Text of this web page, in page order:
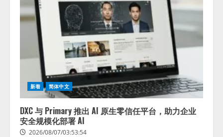
新着 简体中文
DXC 与 Primary 推出 AI 原生零信任平台，助力企业
安全规模化部署 AI
2026/08/07/03:53:54
2
藤原竜也がAIで組織の改善点を見
抜く！ SKYSEA Client View 新テ
レビCM公開！ 新オプション！ AI
が組織の業務実態を分析し労務改
善を支援。 藤原竜也メイキング
動画公開 「もしAIが自分を分析し
たら、すぐ休めと言われる自信が
ある」「昨年の夏はカブトムシを
捕まえたり、虫と戦ったり…」
2026/08/06/14:54:31
3
アシストAIテラス、ガバナンス機
能を備えたAIエージェントプラッ
トフォーム「QueryPie AIP」を提
供開始